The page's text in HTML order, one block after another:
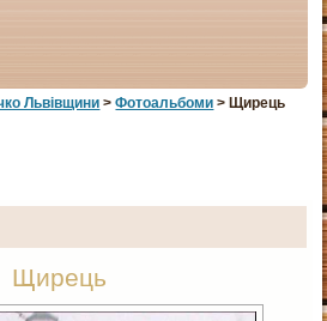
Львiвщини >Фотоальбоми > Щирець
Щирець